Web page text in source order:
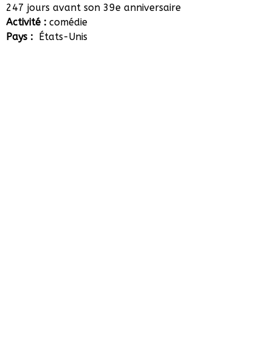
247 jours avant son 39e anniversaire
Activité : comédie
Pays : États-Unis